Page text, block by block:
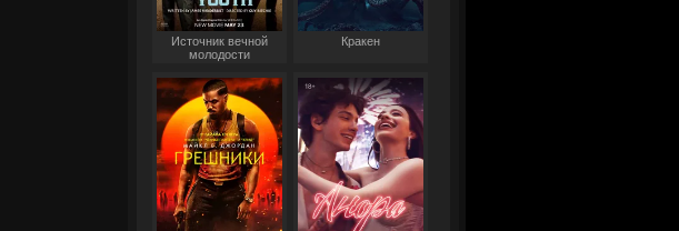
Источник вечной
молодости
Кракен